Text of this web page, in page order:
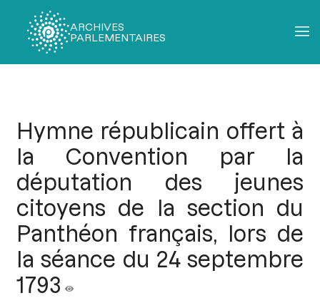
ARCHIVES
PARLEMENTAIRES
Hymne républicain offert à
la Convention par la
députation des jeunes
citoyens de la section du
Panthéon français, lors de
la séance du 24 septembre
1793